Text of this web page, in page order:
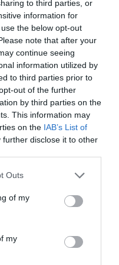
to third parties, or
information for
the below opt-out
note that after your
continue seeing
information utilized by
to third parties prior to
out of the further
by third parties on the
This information may
on the IAB’s List of
further disclose it to other
Outs
of my
my
obţinute de fete
expediate
surorile sale, care se
utilizând
lăsau impresia că
prostituţiei, în baza
egal a banilor
reţineau
aproape toţi banii
şi le cereau să
altele decât cele